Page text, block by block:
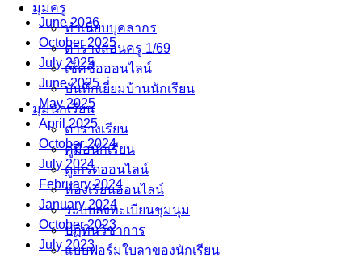
มุมครู
ทำเนียบบุคลากร
ตารางสอนครู 1/69
เช็คชื่อออนไลน์
บันทึกเยี่่ยมบ้านนักเรียน
มุมนักเรียน
ตารางเรียน
คู่มือนักเรียน
ดูเกรดออนไลน์
ห้องเรียนออนไลน์
ระบบลงทะเบียนชุมนุม
ปฏิทินวิชาการ
แบบฟอร์มใบลาของนักเรียน
June 2026
October 2025
July 2025
June 2025
May 2025
April 2025
October 2024
July 2024
February 2024
January 2024
October 2023
July 2023